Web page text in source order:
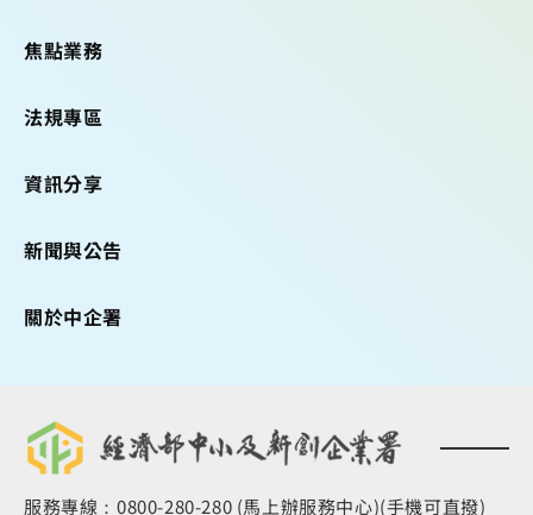
焦點業務
法規專區
資訊分享
新聞與公告
關於中企署
服務專線：0800-280-280 (馬上辦服務中心)(手機可直撥)